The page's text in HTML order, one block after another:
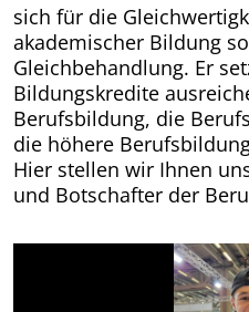
sich für die
akademischer Bildung
Gleichbehandlung. Er
Bildungskredite
Berufsbildung, die
die höhere
Hier stellen wir Ihnen
und Botschafter der